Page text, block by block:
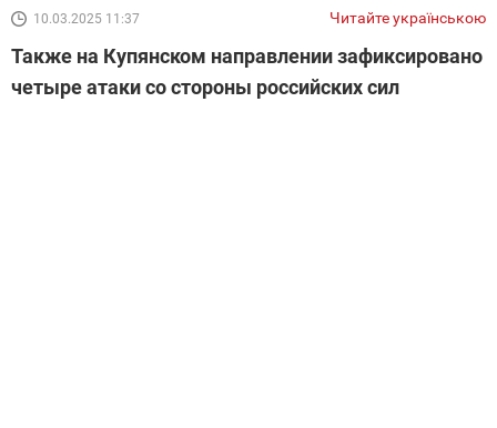
10.03.2025 11:37 Читайте українською
Также на Купянском направлении зафиксировано
четыре атаки со стороны российских сил